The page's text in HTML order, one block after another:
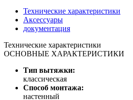
Технические характеристики
Аксессуары
документация
Технические характеристики
ОСНОВНЫЕ ХАРАКТЕРИСТИКИ
Тип вытяжки:
классическая
Способ монтажа:
настенный